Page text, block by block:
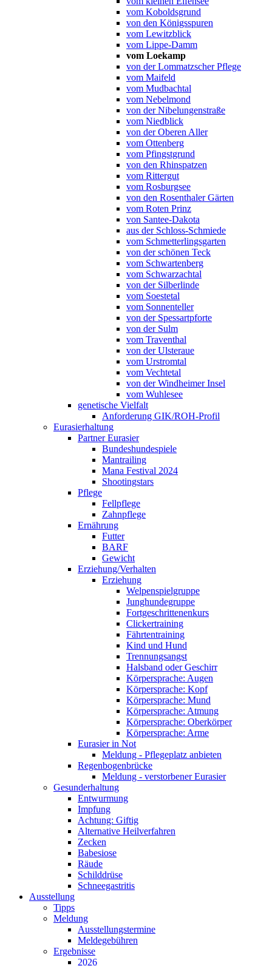
vom Koboldsgrund
von den Königsspuren
vom Lewitzblick
vom Lippe-Damm
vom Loekamp
von der Lommatzscher Pflege
vom Maifeld
vom Mudbachtal
vom Nebelmond
von der Nibelungenstraße
vom Niedblick
von der Oberen Aller
vom Ottenberg
vom Pfingstgrund
von den Rhinspatzen
vom Rittergut
vom Rosburgsee
von den Rosenthaler Gärten
vom Roten Prinz
von Santee-Dakota
aus der Schloss-Schmiede
vom Schmetterlingsgarten
von der schönen Teck
vom Schwartenberg
vom Schwarzachtal
von der Silberlinde
vom Soestetal
vom Sonnenteller
von der Spessartpforte
von der Sulm
vom Traventhal
von der Ulsteraue
vom Urstromtal
vom Vechtetal
von der Windheimer Insel
vom Wuhlesee
genetische Vielfalt
Anforderung GIK/ROH-Profil
Eurasierhaltung
Partner Eurasier
Bundeshundespiele
Mantrailing
Mana Festival 2024
Shootingstars
Pflege
Fellpflege
Zahnpflege
Ernährung
Futter
BARF
Gewicht
Erziehung/Verhalten
Erziehung
Welpenspielgruppe
Junghundegruppe
Fortgeschrittenenkurs
Clickertraining
Fährtentraining
Kind und Hund
Trennungsangst
Halsband oder Geschirr
Körpersprache: Augen
Körpersprache: Kopf
Körpersprache: Mund
Körpersprache: Atmung
Körpersprache: Oberkörper
Körpersprache: Arme
Eurasier in Not
Meldung - Pflegeplatz anbieten
Regenbogenbrücke
Meldung - verstorbener Eurasier
Gesunderhaltung
Entwurmung
Impfung
Achtung: Giftig
Alternative Heilverfahren
Zecken
Babesiose
Räude
Schilddrüse
Schneegastritis
Ausstellung
Tipps
Meldung
Ausstellungstermine
Meldegebühren
Ergebnisse
2026